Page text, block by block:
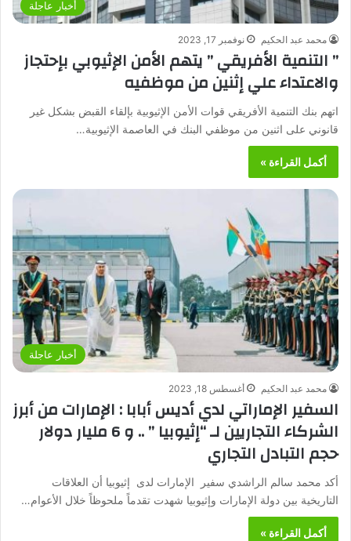
أخبار عاجلة
محمد عبد الحكيم نوفمبر 17, 2023
” التنمية الأفريقي ” يتهم الأمن الإثيوبي بإحتجاز
والاعتداء علي إثنين من موظفيه
اتهم بنك التنمية الأفريقي قوات الأمن الإثيوبية بإلقاء القبض بشكل غير
قانوني على اثنين من موظفي البنك في العاصمة الإثيوبية…
أكمل القراءة »
أخبار عاجلة
محمد عبد الحكيم أغسطس 18, 2023
السفير الإماراتي لدي أديس أبابا : الإمارات من أبرز
الشركاء التجاريين لـ “إثيوبيا ” .. و 6 مليار دولار
حجم التبادل التجاري
أكد محمد سالم الراشدي سفير الإمارات لدى إثيوبيا أن العلاقات
التاريخية بين دولة الإمارات وإثيوبيا شهدت تقدماً ملحوظاً خلال الأعوام…
أكمل القراءة »